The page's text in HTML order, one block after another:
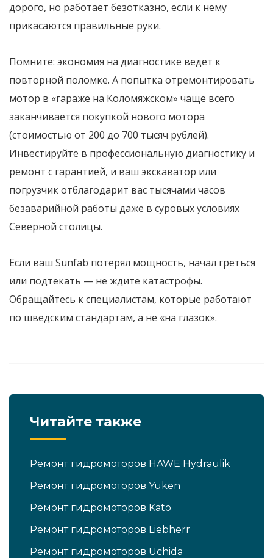
дорого, но работает безотказно, если к нему
прикасаются правильные руки.
Помните: экономия на диагностике ведет к
повторной поломке. А попытка отремонтировать
мотор в «гараже на Коломяжском» чаще всего
заканчивается покупкой нового мотора
(стоимостью от 200 до 700 тысяч рублей).
Инвестируйте в профессиональную диагностику и
ремонт с гарантией, и ваш экскаватор или
погрузчик отблагодарит вас тысячами часов
безаварийной работы даже в суровых условиях
Северной столицы.
Если ваш Sunfab потерял мощность, начал греться
или подтекать — не ждите катастрофы.
Обращайтесь к специалистам, которые работают
по шведским стандартам, а не «на глазок».
Читайте также
Ремонт гидромоторов HAWE Hydraulik
Ремонт гидромоторов Yuken
Ремонт гидромоторов Kato
Ремонт гидромоторов Liebherr
Ремонт гидромоторов Uchida